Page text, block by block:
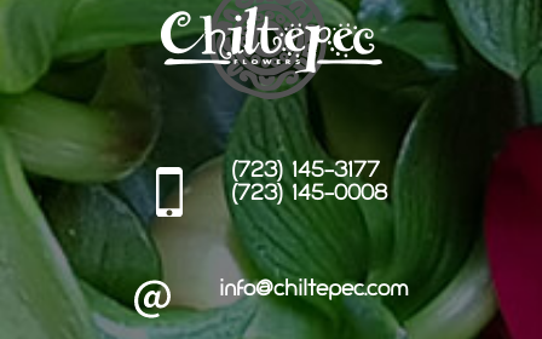
(723) 145-3177
(723) 145-0008
info@chiltepec.com